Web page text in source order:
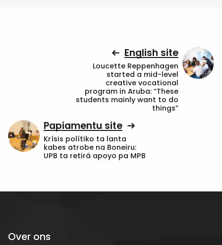
English site
Loucette Reppenhagen
started a mid-level
creative vocational
program in Aruba: “These
students mainly want to do
things”
Papiamentu site
Krísis polítiko ta lanta
kabes atrobe na Boneiru:
UPB ta retirá apoyo pa MPB
Over ons